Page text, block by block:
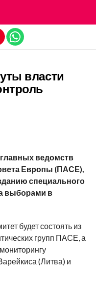
власти
ведомств
Европы (ПАСЕ),
специального
выборами в
будет состоять из
групп ПАСЕ, а
(Литва) и